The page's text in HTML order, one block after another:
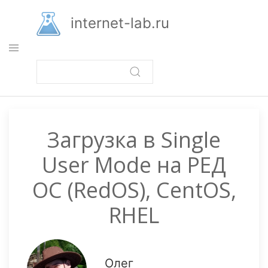
основному
содержанию
internet-lab.ru
Загрузка в Single
User Mode на РЕД
ОС (RedOS), CentOS,
RHEL
Олег